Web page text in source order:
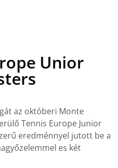
Unior
az októberi Monte
Tennis Europe Junior
eredménnyel jutott be a
es két